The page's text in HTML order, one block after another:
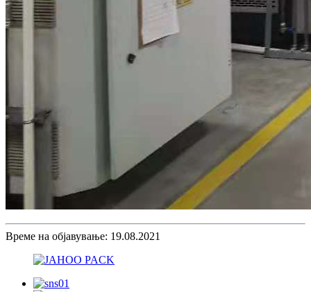
Време на објавување: 19.08.2021